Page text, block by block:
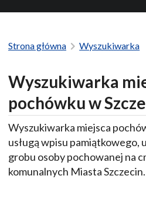
Strona główna Wyszukiwarka
Wyszukiwarka
pochówku w
Wyszukiwarka miejsca
usługą wpisu pamiątkowego,
grobu osoby pochowanej na
komunalnych Miasta Szczecin.